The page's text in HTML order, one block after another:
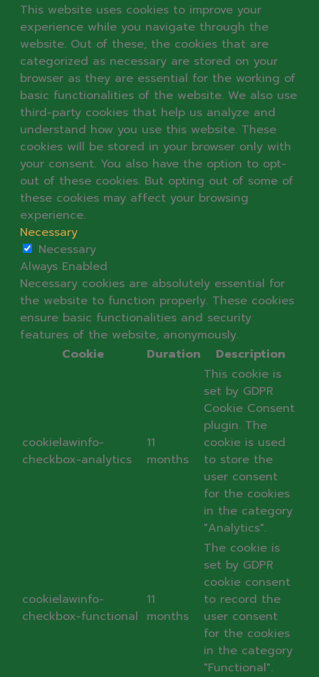
This website uses cookies to improve your
experience while you navigate through the
website. Out of these, the cookies that are
categorized as necessary are stored on your
browser as they are essential for the working of
basic functionalities of the website. We also use
third-party cookies that help us analyze and
understand how you use this website. These
cookies will be stored in your browser only with
your consent. You also have the option to opt-
out of these cookies. But opting out of some of
these cookies may affect your browsing
experience.
Necessary
Necessary
Always Enabled
Necessary cookies are absolutely essential for
the website to function properly. These cookies
ensure basic functionalities and security
features of the website, anonymously.
Cookie
Duration Description
cookielawinfo-
checkbox-analytics
11
months
This cookie is
set by GDPR
Cookie Consent
plugin. The
cookie is used
to store the
user consent
for the cookies
in the category
"Analytics".
cookielawinfo-
checkbox-functional
11
months
The cookie is
set by GDPR
cookie consent
to record the
user consent
for the cookies
in the category
"Functional".